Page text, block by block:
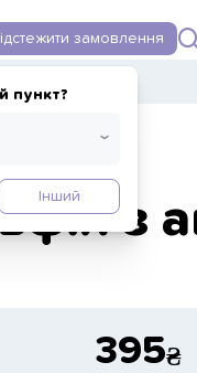
пункт?
Інший
замовлення
з
395